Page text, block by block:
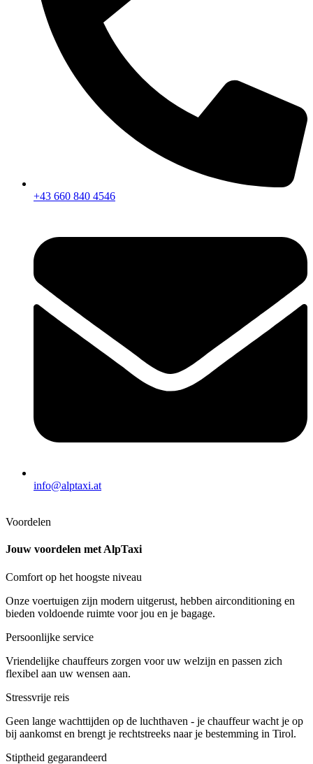
+43 660 840 4546
info@alptaxi.at
Voordelen
Jouw voordelen met AlpTaxi
Comfort op het hoogste niveau
Onze voertuigen zijn modern uitgerust, hebben airconditioning en
bieden voldoende ruimte voor jou en je bagage.
Persoonlijke service
Vriendelijke chauffeurs zorgen voor uw welzijn en passen zich
flexibel aan uw wensen aan.
Stressvrije reis
Geen lange wachttijden op de luchthaven - je chauffeur wacht je op
bij aankomst en brengt je rechtstreeks naar je bestemming in Tirol.
Stiptheid gegarandeerd